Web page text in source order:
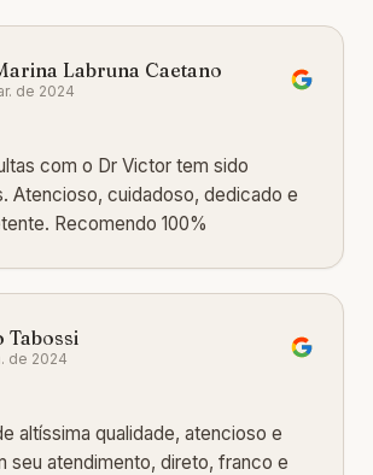
Labruna Caetano
de 2024
com o Dr Victor tem sido
Atencioso, cuidadoso, dedicado e
Recomendo 100%
Tabossi
de 2024
altíssima qualidade, atencioso e
seu atendimento, direto, franco e